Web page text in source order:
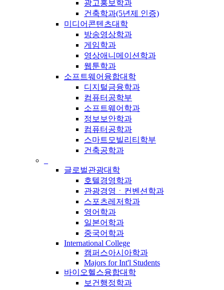
광고홍보학과
건축학과(5년제 인증)
미디어콘텐츠대학
방송영상학과
게임학과
영상애니메이션학과
웹툰학과
소프트웨어융합대학
디지털금융학과
컴퓨터공학부
소프트웨어학과
정보보안학과
컴퓨터공학과
스마트모빌리티학부
건축공학과
글로벌관광대학
호텔경영학과
관광경영ㆍ컨벤션학과
스포츠레저학과
영어학과
일본어학과
중국어학과
International College
캠퍼스아시아학과
Majors for Int'l Students
바이오헬스융합대학
보건행정학과